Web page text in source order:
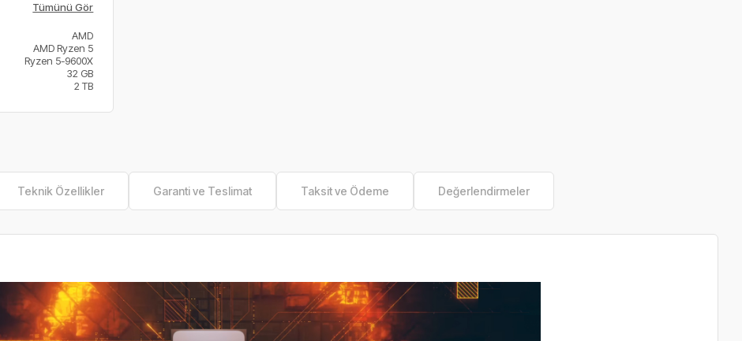
Tümünü Gör
AMD
AMD Ryzen 5
Ryzen 5-9600X
32 GB
2 TB
Teknik Özellikler Garanti ve Teslimat Taksit ve Ödeme Değerlendirmeler